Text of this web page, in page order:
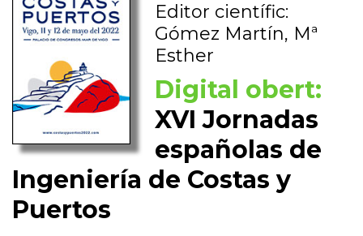
Editor científic:
Gómez Martín, Mª
Esther
Digital obert:
XVI Jornadas
españolas de
Ingeniería de Costas y
Puertos